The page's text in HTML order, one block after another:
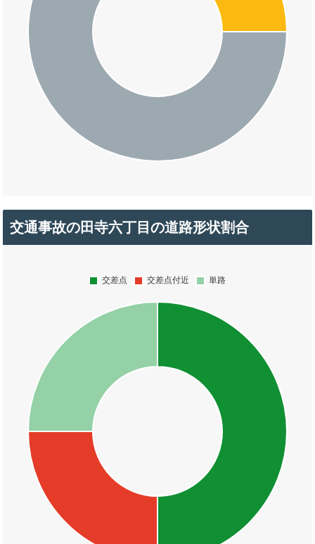
交通事故の田寺六丁目の道路形状割合